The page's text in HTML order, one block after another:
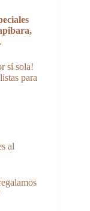
.
sí sola!
para
al